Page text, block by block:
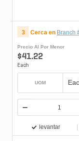
3 Cerca en Branch
Precio Al Por Menor
$41.22
Each
UOM
levantar